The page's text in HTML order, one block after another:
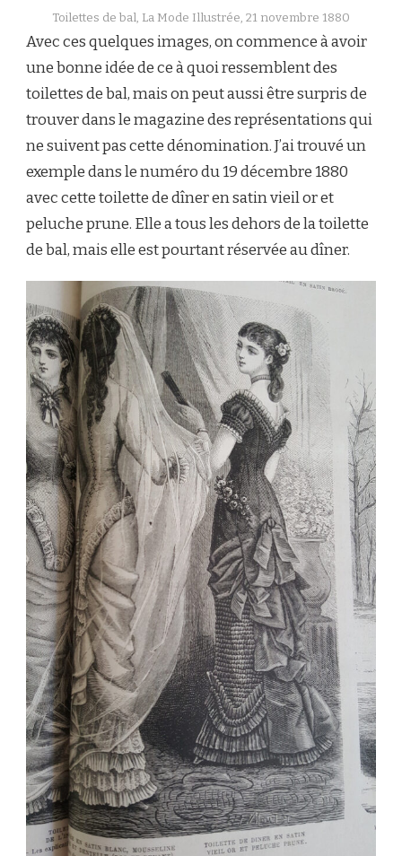
Toilettes de bal, La Mode Illustrée, 21 novembre 1880
Avec ces quelques images, on commence à avoir
une bonne idée de ce à quoi ressemblent des
toilettes de bal, mais on peut aussi être surpris de
trouver dans le magazine des représentations qui
ne suivent pas cette dénomination. J’ai trouvé un
exemple dans le numéro du 19 décembre 1880
avec cette toilette de dîner en satin vieil or et
peluche prune. Elle a tous les dehors de la toilette
de bal, mais elle est pourtant réservée au dîner.